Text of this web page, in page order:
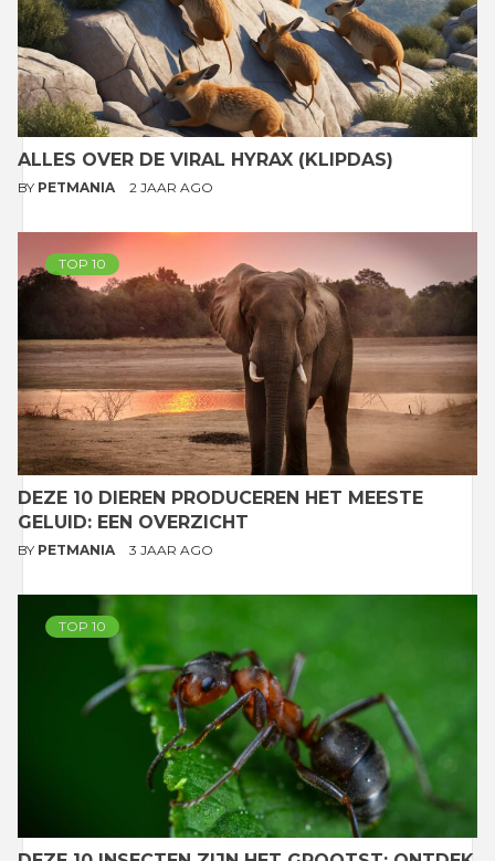
ALLES OVER DE VIRAL HYRAX (KLIPDAS)
BY PETMANIA 2 JAAR AGO
TOP 10
DEZE 10 DIEREN PRODUCEREN HET MEESTE
GELUID: EEN OVERZICHT
BY PETMANIA 3 JAAR AGO
TOP 10